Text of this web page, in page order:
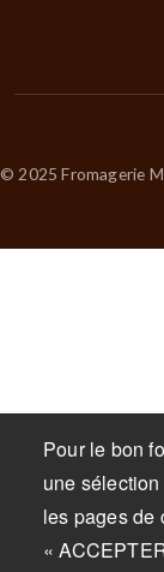
Pour le bon
une
les pages de
«
© 2025 Fromagerie